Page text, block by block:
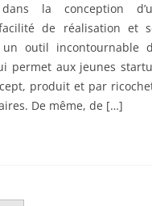
dans la conception
de réalisation et
outil incontournable
permet aux jeunes
produit et par
De même, de […]